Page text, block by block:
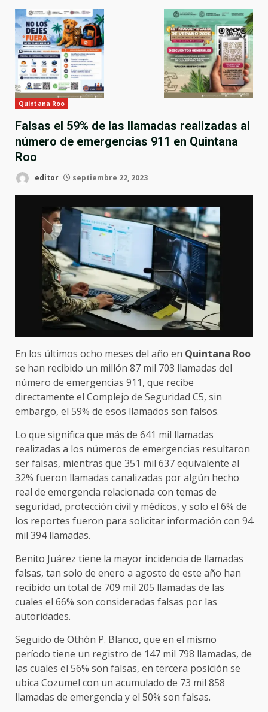
Quintana Roo
Falsas el 59% de las llamadas realizadas al
número de emergencias 911 en Quintana
Roo
editor septiembre 22, 2023
En los últimos ocho meses del año en Quintana Roo
se han recibido un millón 87 mil 703 llamadas del
número de emergencias 911, que recibe
directamente el Complejo de Seguridad C5, sin
embargo, el 59% de esos llamados son falsos.
Lo que significa que más de 641 mil llamadas
realizadas a los números de emergencias resultaron
ser falsas, mientras que 351 mil 637 equivalente al
32% fueron llamadas canalizadas por algún hecho
real de emergencia relacionada con temas de
seguridad, protección civil y médicos, y solo el 6% de
los reportes fueron para solicitar información con 94
mil 394 llamadas.
Benito Juárez tiene la mayor incidencia de llamadas
falsas, tan solo de enero a agosto de este año han
recibido un total de 709 mil 205 llamadas de las
cuales el 66% son consideradas falsas por las
autoridades.
Seguido de Othón P. Blanco, que en el mismo
período tiene un registro de 147 mil 798 llamadas, de
las cuales el 56% son falsas, en tercera posición se
ubica Cozumel con un acumulado de 73 mil 858
llamadas de emergencia y el 50% son falsas.